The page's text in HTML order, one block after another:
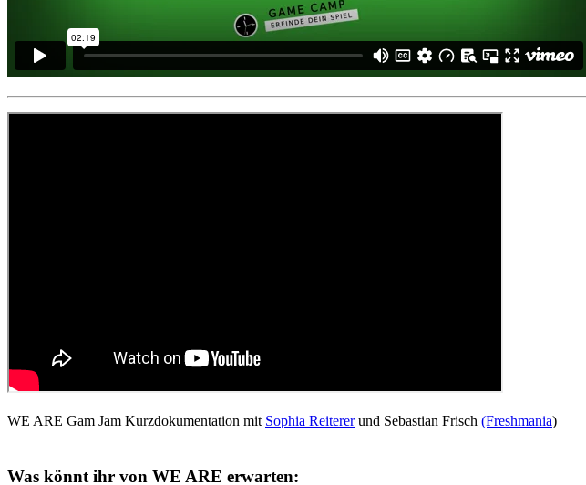
WE ARE Gam Jam Kurzdokumentation mit Sophia Reitererund Sebastian Frisch (Freshmania)
Was könnt ihr von WE ARE erwarten: